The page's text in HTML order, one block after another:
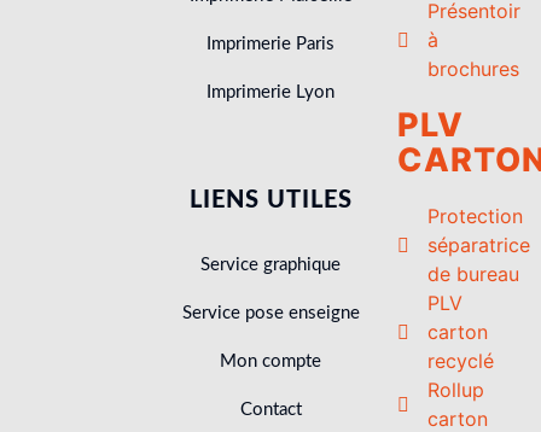
Présentoir
à
brochures
PLV
Protection
séparatrice
de bureau
PLV
carton
recyclé
Rollup
carton
Imprimerie Paris
Imprimerie Lyon
LIENS UTILES
Service graphique
Service pose enseigne
Mon compte
Contact